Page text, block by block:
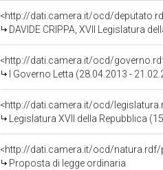
<http://dati.camera.it/ocd/
DAVIDE CRIPPA, XVII Legislatura
<http://dati.camera.it/ocd/
I Governo Letta (28.04.2013 -
<http://dati.camera.it/ocd/
Legislatura XVII della Repubblica
<http://dati.camera.it/ocd/natura.rdf/
Proposta di legge ordinaria